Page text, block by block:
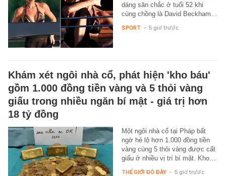
dáng săn chắc ở tuổi 52 khi
cùng chồng là David Beckham…
SPORT - 5 giờ trước
Khám xét ngôi nhà cổ, phát hiện 'kho báu'
gồm 1.000 đồng tiền vàng và 5 thỏi vàng
giấu trong nhiều ngăn bí mật - giá trị hơn
18 tỷ đồng
Một ngôi nhà cổ tại Pháp bất
ngờ hé lộ hơn 1.000 đồng tiền
vàng cùng 5 thỏi vàng được cất
giấu ở nhiều vị trí bí mật. Kho…
THẾ GIỚI ĐÓ ĐÂY - 5 giờ trước